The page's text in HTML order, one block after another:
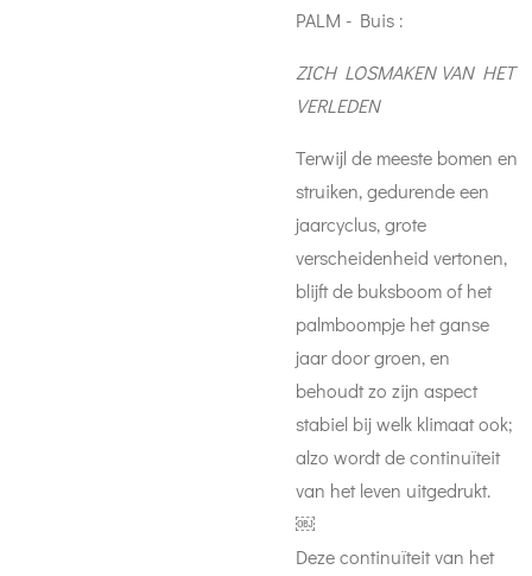
PALM - Buis :
ZICH LOSMAKEN VAN HET
VERLEDEN
Terwijl de meeste bomen en
struiken, gedurende een
jaarcyclus, grote
verscheidenheid vertonen,
blijft de buksboom of het
palmboompje het ganse
jaar door groen, en
behoudt zo zijn aspect
stabiel bij welk klimaat ook;
alzo wordt de continuïteit
van het leven uitgedrukt.
￼
Deze continuïteit van het